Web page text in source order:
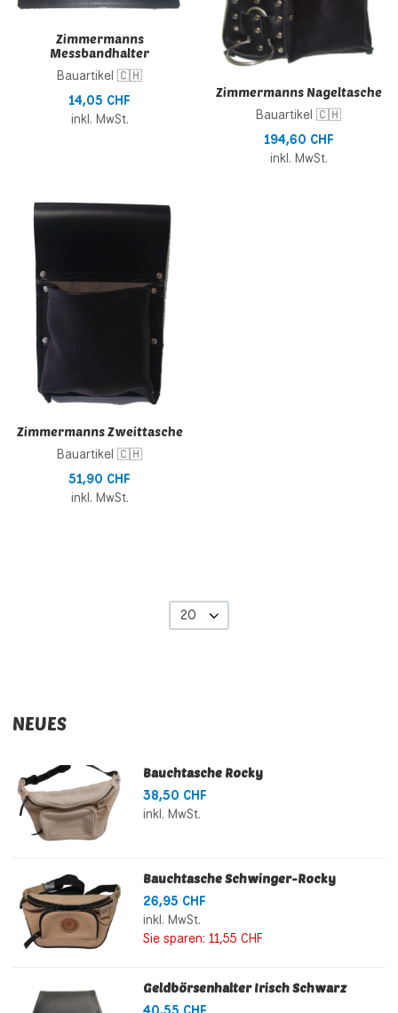
Zimmermanns
Messbandhalter
Bauartikel 🇨🇭
14,05 CHF
inkl. MwSt.
Zimmermanns Nageltasche
Bauartikel 🇨🇭
194,60 CHF
inkl. MwSt.
Zimmermanns Zweittasche
Bauartikel 🇨🇭
51,90 CHF
inkl. MwSt.
20
NEUES
Bauchtasche Rocky
38,50 CHF
inkl. MwSt.
Bauchtasche Schwinger-Rocky
26,95 CHF
inkl. MwSt.
Sie sparen: 11,55 CHF
Geldbörsenhalter Irisch Schwarz